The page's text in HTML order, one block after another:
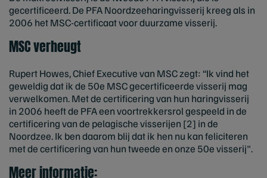
gecertificeerd. De PFA Noordzeeharingvisserij kreeg als in
2006 het MSC-certificaat voor duurzame visserij.
MSC verheugt
Rupert Howes, Chief Executive van MSC zegt: “Ik vind het
geweldig dat ik de 50e MSC gecertificeerde visserij mag
verwelkomen. Met de certificering van hun haringvisserij
in 2006 heeft de PFA een voortrekkersrol gespeeld in de
certificering van de pelagische visserijen [2] in de
Noordzee. Ik ben daarom blij dat ik hen nu kan feliciteren
met de certificering van hun tweede en onze 50e visserij".
Meer informatie: